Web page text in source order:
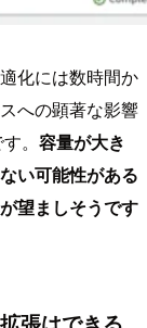
化には数時間か
への顕著な影響
。 容量が大き
い可能性がある
望ましそうです